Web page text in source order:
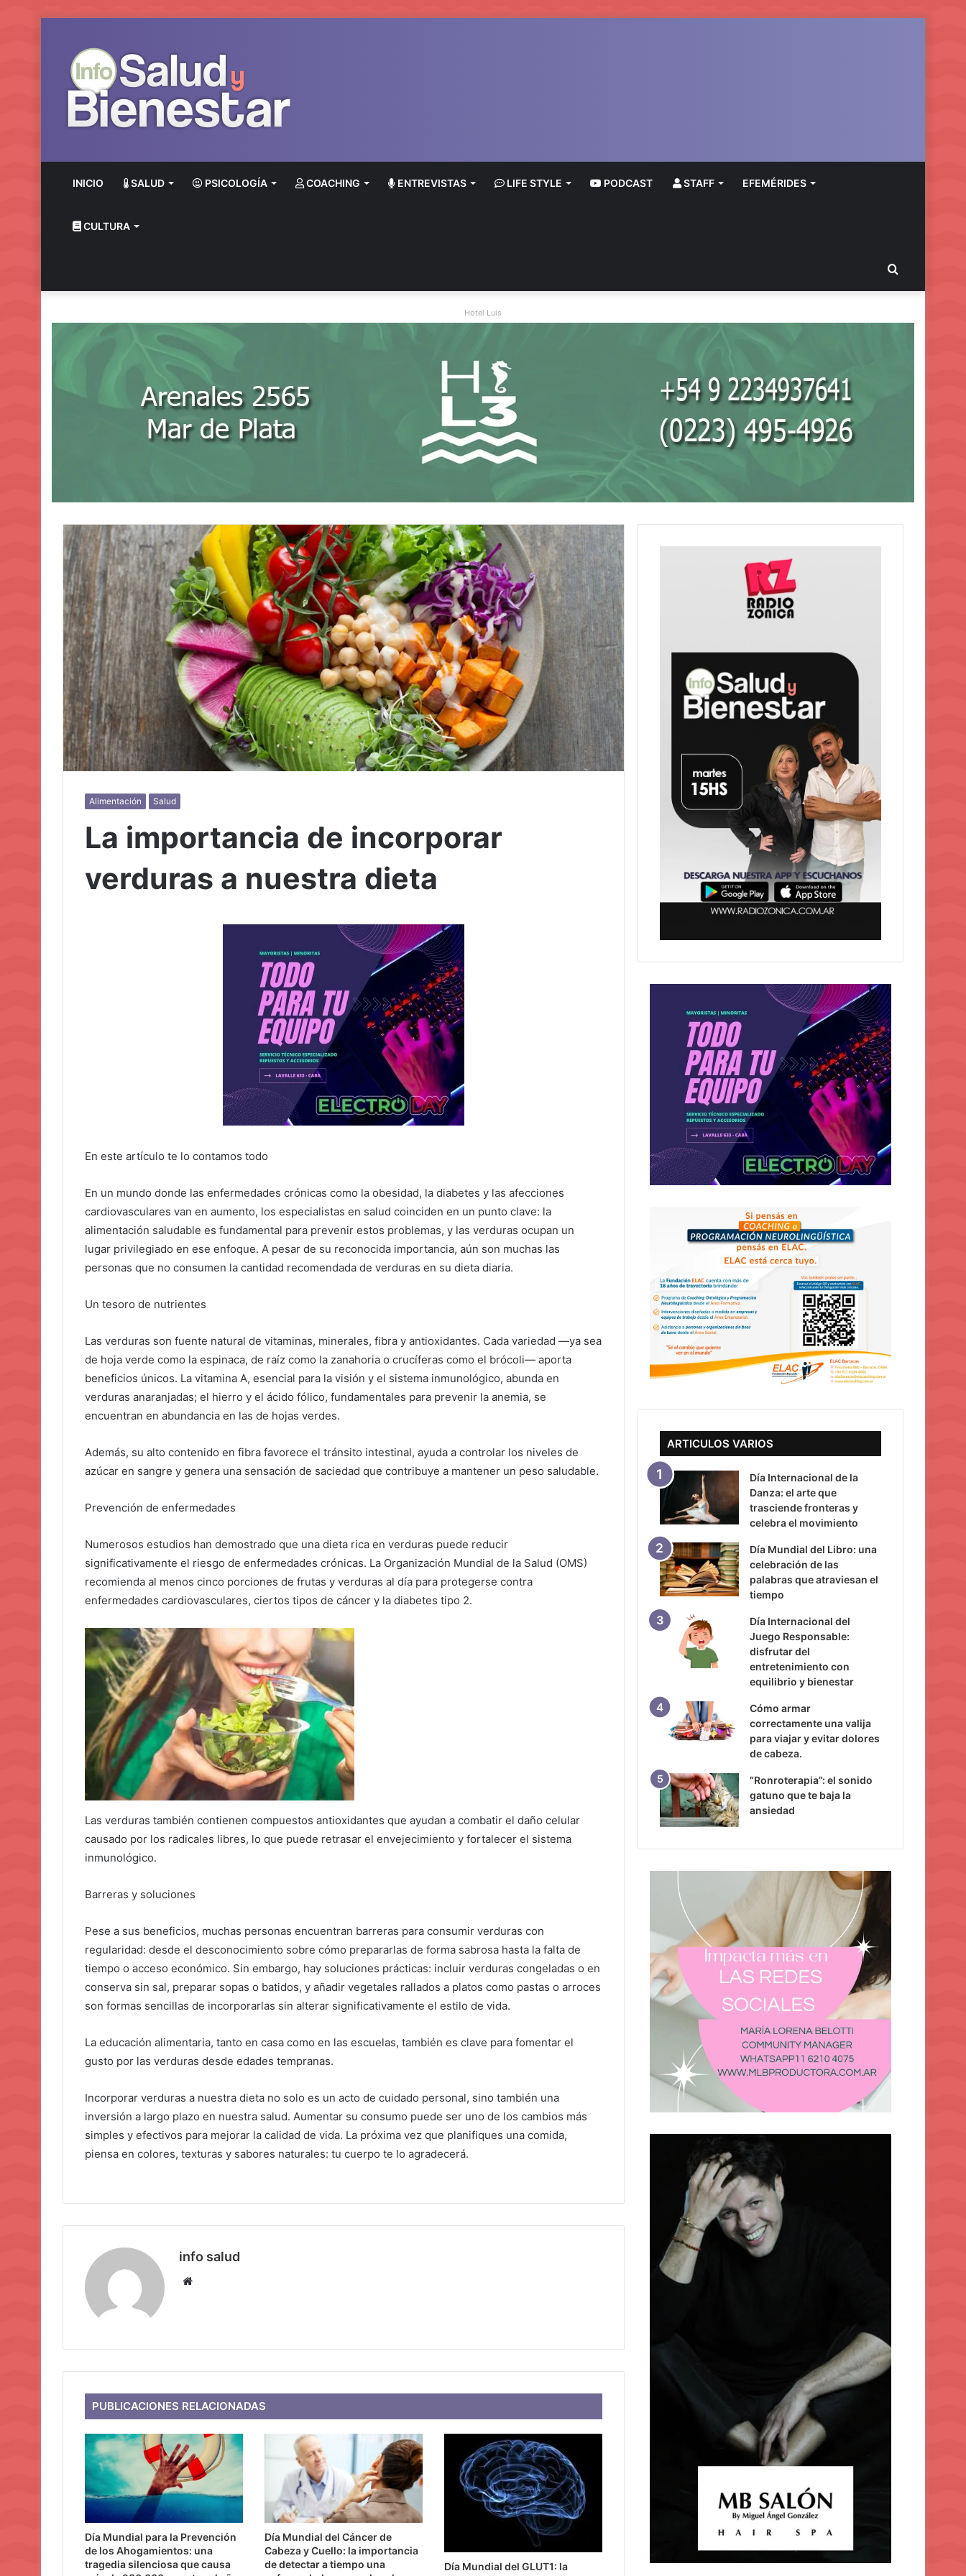
INICIO SALUD PSICOLOGÍA COACHING ENTREVISTAS LIFE STYLE PODCAST STAFF EFEMÉRIDES
CULTURA
Buscar
Hotel Luis
Alimentación Salud
La importancia de incorporar
verduras a nuestra dieta
En este artículo te lo contamos todo
En un mundo donde las enfermedades crónicas como la obesidad, la diabetes y las afecciones
cardiovasculares van en aumento, los especialistas en salud coinciden en un punto clave: la
alimentación saludable es fundamental para prevenir estos problemas, y las verduras ocupan un
lugar privilegiado en ese enfoque. A pesar de su reconocida importancia, aún son muchas las
personas que no consumen la cantidad recomendada de verduras en su dieta diaria.
Un tesoro de nutrientes
Las verduras son fuente natural de vitaminas, minerales, fibra y antioxidantes. Cada variedad —ya sea
de hoja verde como la espinaca, de raíz como la zanahoria o crucíferas como el brócoli— aporta
beneficios únicos. La vitamina A, esencial para la visión y el sistema inmunológico, abunda en
verduras anaranjadas; el hierro y el ácido fólico, fundamentales para prevenir la anemia, se
encuentran en abundancia en las de hojas verdes.
Además, su alto contenido en fibra favorece el tránsito intestinal, ayuda a controlar los niveles de
azúcar en sangre y genera una sensación de saciedad que contribuye a mantener un peso saludable.
Prevención de enfermedades
Numerosos estudios han demostrado que una dieta rica en verduras puede reducir
significativamente el riesgo de enfermedades crónicas. La Organización Mundial de la Salud (OMS)
recomienda al menos cinco porciones de frutas y verduras al día para protegerse contra
enfermedades cardiovasculares, ciertos tipos de cáncer y la diabetes tipo 2.
Las verduras también contienen compuestos antioxidantes que ayudan a combatir el daño celular
causado por los radicales libres, lo que puede retrasar el envejecimiento y fortalecer el sistema
inmunológico.
Barreras y soluciones
Pese a sus beneficios, muchas personas encuentran barreras para consumir verduras con
regularidad: desde el desconocimiento sobre cómo prepararlas de forma sabrosa hasta la falta de
tiempo o acceso económico. Sin embargo, hay soluciones prácticas: incluir verduras congeladas o en
conserva sin sal, preparar sopas o batidos, y añadir vegetales rallados a platos como pastas o arroces
son formas sencillas de incorporarlas sin alterar significativamente el estilo de vida.
La educación alimentaria, tanto en casa como en las escuelas, también es clave para fomentar el
gusto por las verduras desde edades tempranas.
Incorporar verduras a nuestra dieta no solo es un acto de cuidado personal, sino también una
inversión a largo plazo en nuestra salud. Aumentar su consumo puede ser uno de los cambios más
simples y efectivos para mejorar la calidad de vida. La próxima vez que planifiques una comida,
piensa en colores, texturas y sabores naturales: tu cuerpo te lo agradecerá.
info salud
Sitio
PUBLICACIONES RELACIONADAS
Día Mundial para la Prevención
de los Ahogamientos: una
tragedia silenciosa que causa
Día Mundial del Cáncer de
Cabeza y Cuello: la importancia
de detectar a tiempo una
Día Mundial del GLUT1: la
ARTICULOS VARIOS
Día Internacional de la
Danza: el arte que
trasciende fronteras y
celebra el movimiento
Día Mundial del Libro: una
celebración de las
palabras que atraviesan el
tiempo
Día Internacional del
Juego Responsable:
disfrutar del
entretenimiento con
equilibrio y bienestar
Cómo armar
correctamente una valija
para viajar y evitar dolores
de cabeza.
“Ronroterapia”: el sonido
gatuno que te baja la
ansiedad